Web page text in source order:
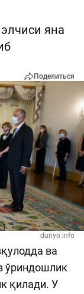
яна
Поделиться
dunyo.info
ва
ўриндошлик
қилади. У